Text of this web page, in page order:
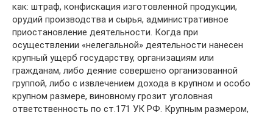
как: штраф, конфискация изготовленной продукции,
орудий производства и сырья, административное
приостановление деятельности. Когда при
осуществлении «нелегальной» деятельности нанесен
крупный ущерб государству, организациям или
гражданам, либо деяние совершено организованной
группой, либо с извлечением дохода в крупном и особо
крупном размере, виновному грозит уголовная
ответственность по ст.171 УК РФ. Крупным размером,